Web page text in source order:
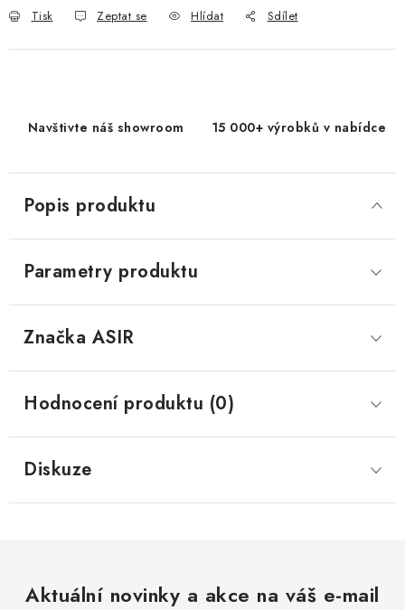
Tisk Zeptat se Hlídat Sdílet
Navštivte náš showroom 15 000+ výrobků v nabídce
Popis produktu
Parametry produktu
Značka ASIR
Hodnocení produktu (0)
Diskuze
Aktuální novinky a akce na váš e-mail